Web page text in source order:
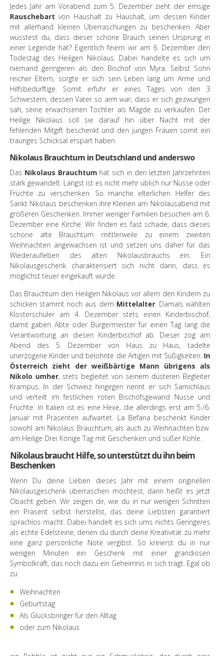
Jedes Jahr am Vorabend zum 5. Dezember zieht der emsige
Rauschebart von Haushalt zu Haushalt, um dessen Kinder
mit allerhand kleinen Überraschungen zu beschenken. Aber
wusstest du, dass dieser schöne Brauch seinen Ursprung in
einer Legende hat? Eigentlich feiern wir am 6. Dezember den
Todestag des Heiligen Nikolaus. Dabei handelte es sich um
niemand geringeren als den Bischof von Myra. Selbst Sohn
reicher Eltern, sorgte er sich sein Leben lang um Arme und
Hilfsbedürftige. Somit erfuhr er eines Tages von den 3
Schwestern, dessen Vater so arm war, dass er sich gezwungen
sah, seine erwachsenen Töchter als Mägde zu verkaufen. Der
Heilige Nikolaus soll sie darauf hin über Nacht mit der
fehlenden Mitgift beschenkt und den jungen Frauen somit ein
trauriges Schicksal erspart haben.
Nikolaus Brauchtum in Deutschland und anderswo
Das Nikolaus Brauchtum hat sich in den letzten Jahrzehnten
stark gewandelt. Längst ist es nicht mehr üblich nur Nüsse oder
Früchte zu verschenken. So manche elterlichen Helfer des
Sankt Nikolaus beschenken ihre Kleinen am Nikolausabend mit
größeren Geschenken. Immer weniger Familien besuchen am 6.
Dezember eine Kirche. Wir finden es fast schade, dass dieses
schöne alte Brauchtum mittlerweile zu einem zweiten
Weihnachten angewachsen ist und setzen uns daher für das
Wiederaufleben des alten Nikolausbrauchs ein. Ein
Nikolausgeschenk charakterisiert sich nicht darin, dass es
möglichst teuer eingekauft wurde.
Das Brauchtum den Heiligen Nikolaus vor allem den Kindern zu
schicken stammt noch aus dem Mittelalter. Damals wählten
Klosterschüler am 4. Dezember stets einen Kinderbischof,
damit gaben Äbte oder Bürgermeister für einen Tag lang die
Verantwortung an diesen Kinderbischof ab. Dieser zog am
Abend des 5. Dezember von Haus zu Haus, tadelte
unerzogene Kinder und belohnte die Artigen mit Süßigkeiten. In
Österreich zieht der weißbärtige Mann übrigens als
Nikolo umher, stets begleitet von seinem düsteren Begleiter
Krampus. In der Schweiz hingegen nennt er sich Samichlaus
und verteilt im festlichen roten Bischofsgewand Nüsse und
Früchte. In Italien ist es eine Hexe, die allerdings erst am 5./6.
Januar mit Präsenten aufwartet. La Befana beschenkt Kinder
sowohl am Nikolaus Brauchtum, als auch zu Weihnachten bzw.
am Heilige Drei Könige Tag mit Geschenken und süßer Kohle.
Nikolaus braucht Hilfe, so unterstützt du ihn beim
Beschenken
Wenn Du deine Lieben dieses Jahr mit einem originellen
Nikolausgeschenk überraschen möchtest, dann heißt es jetzt
Obacht geben. Wir zeigen dir, wie du in nur wenigen Schritten
ein Präsent selbst herstellst, das deine Liebsten garantiert
sprachlos macht. Dabei handelt es sich ums nichts Geringeres
als echte Edelsteine, denen du durch deine Kreativität zu mehr
eine ganz persönliche Note vergibst. So kreierst du in nur
wenigen Minuten ein Geschenk mit einer grandiosen
Symbolkraft, das noch dazu ein Geheimnis in sich trägt. Egal ob
zu:
Weihnachten
Geburtstag
Als Glücksbringer für den Alltag
oder zum Nikolaus